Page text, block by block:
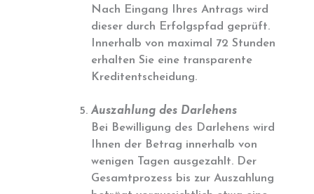
Nach Eingang Ihres Antrags wird
dieser durch Erfolgspfad geprüft.
Innerhalb von maximal 72 Stunden
erhalten Sie eine transparente
Kreditentscheidung.
Auszahlung des Darlehens
Bei Bewilligung des Darlehens wird
Ihnen der Betrag innerhalb von
wenigen Tagen ausgezahlt. Der
Gesamtprozess bis zur Auszahlung